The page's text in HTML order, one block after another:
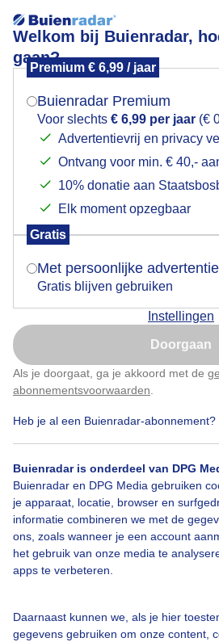
Welkom bij Buienradar,
gaan?
Premium € 6,99 / jaar
Buienradar Premium
Voor slechts € 6,99 per jaar (€
Advertentievrij en privacy
Ontvang voor min. € 40,-
10% donatie aan
Elk moment opzegbaar
Gratis
Met persoonlijke
Gratis blijven gebruiken
Instellingen
Doorgaan
Als je doorgaat, ga je akkoord met de
abonnementsvoorwaarden
Heb je al een Buienradar-abonnement?
Buienradar is onderdeel van DPG
Buienradar en DPG Media gebruiken
je apparaat, locatie, browser en
informatie combineren we met de
ons, zoals wanneer je een account
het gebruik van onze media te
apps te verbeteren.
Daarnaast kunnen we, als je hier
gegevens gebruiken om onze content,
Regen
Door: Jolanda Bakker Gemaakt: 12-06-
Een moment geduld
Mogen we je locatie
Indien je hier nog geen
verschijnt er zo een pop-up
Is goed, toon de
Nu niet,
Klik hierom dit aan